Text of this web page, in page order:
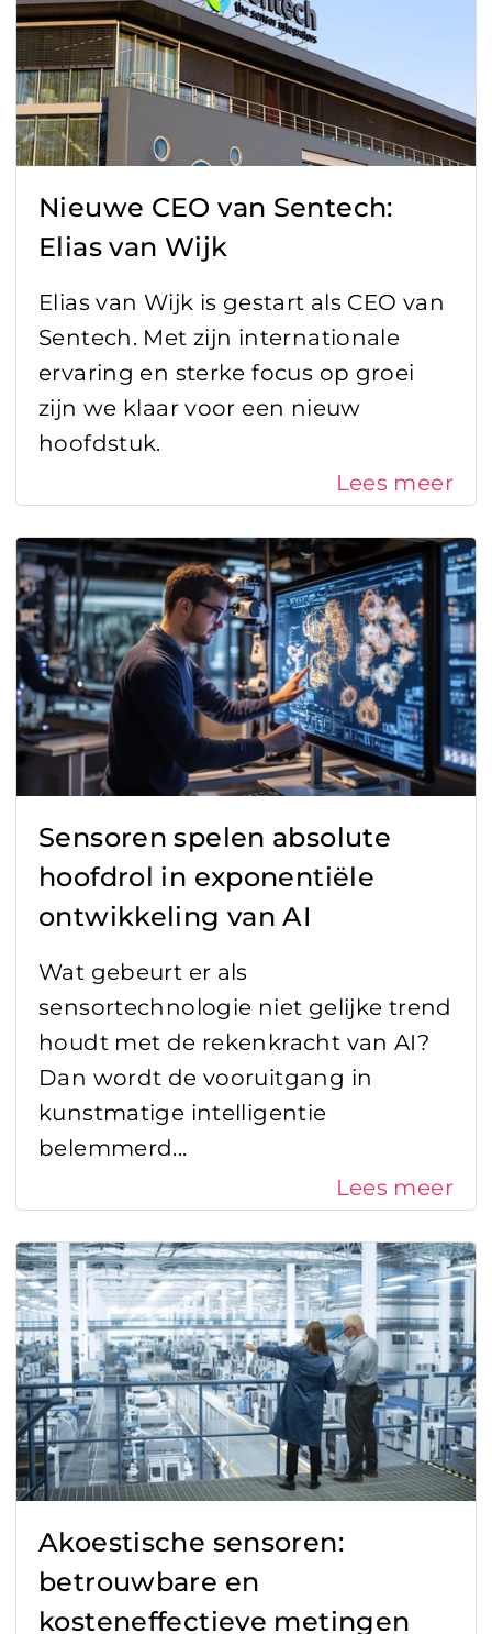
Nieuwe CEO van Sentech:
Elias van Wijk
Elias van Wijk is gestart als CEO van
Sentech. Met zijn internationale
ervaring en sterke focus op groei
zijn we klaar voor een nieuw
hoofdstuk.
Lees meer
Sensoren spelen absolute
hoofdrol in exponentiële
ontwikkeling van AI
Wat gebeurt er als
sensortechnologie niet gelijke trend
houdt met de rekenkracht van AI?
Dan wordt de vooruitgang in
kunstmatige intelligentie
belemmerd...
Lees meer
Akoestische sensoren:
betrouwbare en
kosteneffectieve metingen